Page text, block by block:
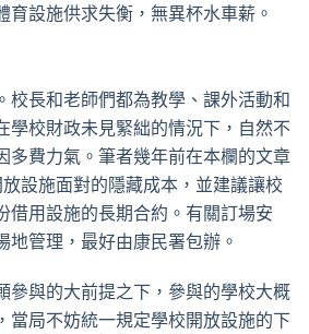
育設施供求失衡，無異杯水車薪。
校長和老師們都為教學、課外活動和
學校財政未見緊絀的情況下，自然不
多費力氣。筆者幾年前在本欄的文章
設施面對的隱藏成本，並建議讓校
借用設施的長期合約。有關訂場安
地管理，最好由康民署包辦。
參與的大前提之下，參與的學校大概
當局不妨統一規定學校開放設施的下